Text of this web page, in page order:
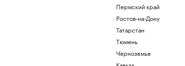
Пермский край
Ростов-на-Дону
Татарстан
Тюмень
Черноземье